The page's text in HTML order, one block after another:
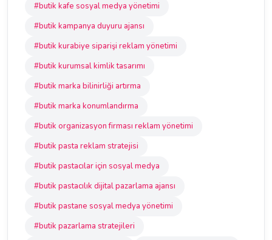
#butik kafe sosyal medya yönetimi
#butik kampanya duyuru ajansı
#butik kurabiye siparişi reklam yönetimi
#butik kurumsal kimlik tasarımı
#butik marka bilinirliği artırma
#butik marka konumlandırma
#butik organizasyon firması reklam yönetimi
#butik pasta reklam stratejisi
#butik pastacılar için sosyal medya
#butik pastacılık dijital pazarlama ajansı
#butik pastane sosyal medya yönetimi
#butik pazarlama stratejileri